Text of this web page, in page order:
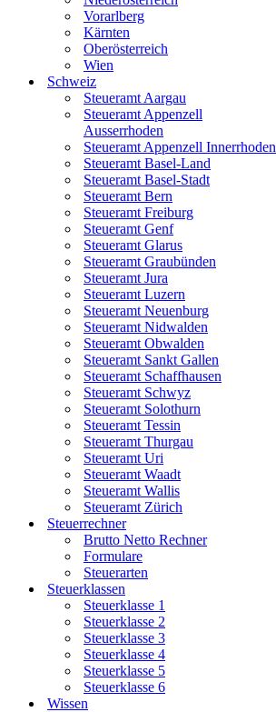
Vorarlberg
Kärnten
Oberösterreich
Wien
Schweiz
Steueramt Aargau
Steueramt Appenzell
Ausserrhoden
Steueramt Appenzell Innerrhoden
Steueramt Basel-Land
Steueramt Basel-Stadt
Steueramt Bern
Steueramt Freiburg
Steueramt Genf
Steueramt Glarus
Steueramt Graubünden
Steueramt Jura
Steueramt Luzern
Steueramt Neuenburg
Steueramt Nidwalden
Steueramt Obwalden
Steueramt Sankt Gallen
Steueramt Schaffhausen
Steueramt Schwyz
Steueramt Solothurn
Steueramt Tessin
Steueramt Thurgau
Steueramt Uri
Steueramt Waadt
Steueramt Wallis
Steueramt Zürich
Steuerrechner
Brutto Netto Rechner
Formulare
Steuerarten
Steuerklassen
Steuerklasse 1
Steuerklasse 2
Steuerklasse 3
Steuerklasse 4
Steuerklasse 5
Steuerklasse 6
Wissen